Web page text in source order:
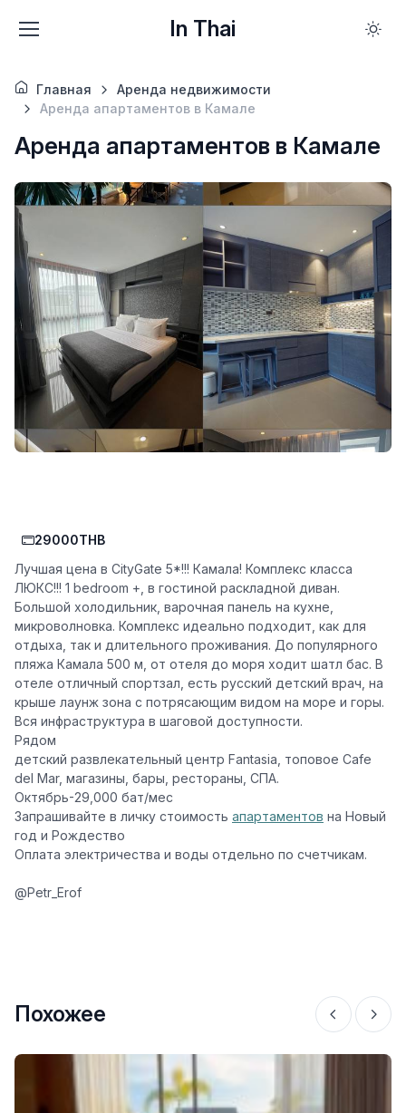
In Thai
Главная
Аренда недвижимости
Аренда апартаментов в Камале
Аренда апартаментов в Камале
29000THB
Лучшая цена в CityGate 5*!!! Камала! Комплекс класса
ЛЮКС!!! 1 bedroom +, в гостиной раскладной диван.
Большой холодильник, варочная панель на кухне,
микроволновка. Комплекс идеально подходит, как для
отдыха, так и длительного проживания. До популярного
пляжа Камала 500 м, от отеля до моря ходит шатл бас. В
отеле отличный спортзал, есть русский детский врач, на
крыше лаунж зона с потрясающим видом на море и горы.
Вся инфраструктура в шаговой доступности.
Рядом
детский развлекательный центр Fantasia, топовое Cafe
del Mar, магазины, бары, рестораны, СПА.
Октябрь-29,000 бат/мес
Запрашивайте в личку стоимость апартаментов на Новый
год и Рождество
Оплата электричества и воды отдельно по счетчикам.
@Petr_Erof
Похожее